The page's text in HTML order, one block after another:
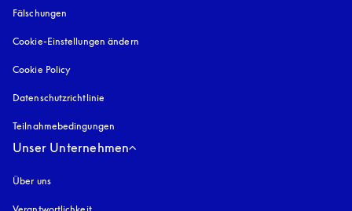
Fälschungen
Cookie-Einstellungen ändern
Cookie Policy
Datenschutzrichtlinie
Teilnahmebedingungen
Unser Unternehmen
Über uns